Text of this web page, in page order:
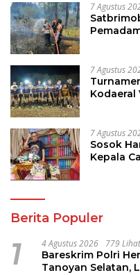
7 Agustus
7 Agustus
Kodaeral
7 Agustus
Sosok
Kepala
Berita Populer
1 4 Agustus 2026 779 Lihat
Bareskrim Polri
Tanoyan Selatan,